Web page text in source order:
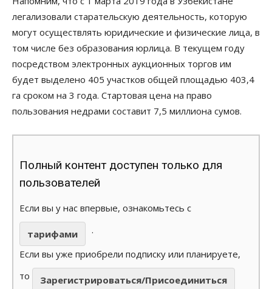
легализовали старательскую деятельность, которую
могут осуществлять юридические и физические лица, в
том числе без образования юрлица. В текущем году
посредством электронных аукционных торгов им
будет выделено 405 участков общей площадью 403,4
га сроком на 3 года. Стартовая цена на право
пользования недрами составит 7,5 миллиона сумов.
Полный контент доступен только для
пользователей
Если вы у нас впервые, ознакомьтесь с
тарифами
.
Если вы уже приобрели подписку или планируете,
то
Зарегистрироваться/Присоединиться